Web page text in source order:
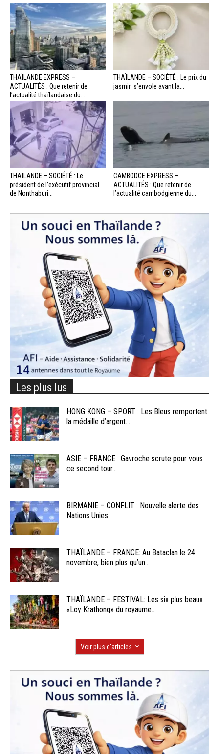
THAÏLANDE EXPRESS –
ACTUALITÉS : Que retenir de
l’actualité thaïlandaise du...
THAÏLANDE – SOCIÉTÉ : Le prix du
jasmin s’envole avant la...
THAÏLANDE – SOCIÉTÉ : Le
président de l’exécutif provincial
de Nonthaburi...
CAMBODGE EXPRESS –
ACTUALITÉS : Que retenir de
l’actualité cambodgienne du...
Les plus lus
HONG KONG – SPORT : Les Bleus remportent
la médaille d’argent...
ASIE – FRANCE : Gavroche scrute pour vous
ce second tour...
BIRMANIE – CONFLIT : Nouvelle alerte des
Nations Unies
THAÏLANDE – FRANCE: Au Bataclan le 24
novembre, bien plus qu’un...
THAÏLANDE – FESTIVAL: Les six plus beaux
«Loy Krathong» du royaume...
Voir plus d'articles